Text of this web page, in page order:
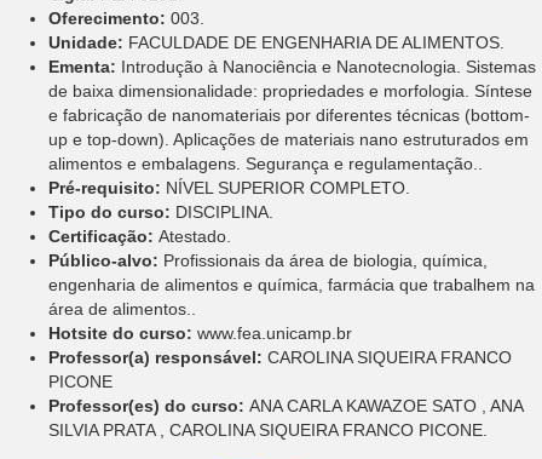
Oferecimento: 003.
Unidade: FACULDADE DE ENGENHARIA DE ALIMENTOS.
Ementa: Introdução à Nanociência e Nanotecnologia. Sistemas
de baixa dimensionalidade: propriedades e morfologia. Síntese
e fabricação de nanomateriais por diferentes técnicas (bottom-
up e top-down). Aplicações de materiais nano estruturados em
alimentos e embalagens. Segurança e regulamentação..
Pré-requisito: NÍVEL SUPERIOR COMPLETO.
Tipo do curso: DISCIPLINA.
Certificação: Atestado.
Público-alvo: Profissionais da área de biologia, química,
engenharia de alimentos e química, farmácia que trabalhem na
área de alimentos..
Hotsite do curso: www.fea.unicamp.br
Professor(a) responsável: CAROLINA SIQUEIRA FRANCO
PICONE
Professor(es) do curso: ANA CARLA KAWAZOE SATO , ANA
SILVIA PRATA , CAROLINA SIQUEIRA FRANCO PICONE.